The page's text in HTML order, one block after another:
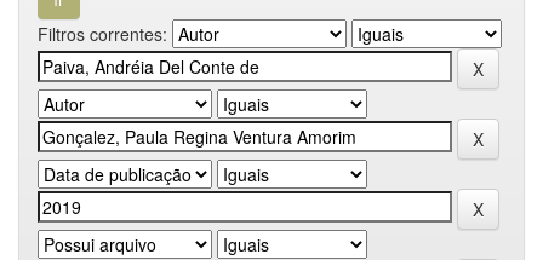
Filtros correntes: